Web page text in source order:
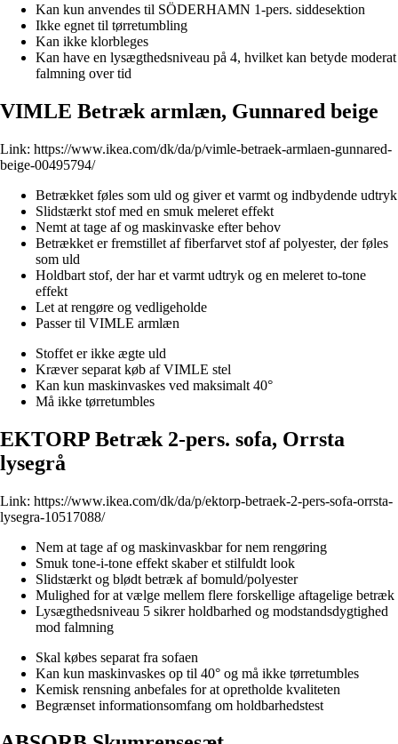
Kan kun anvendes til SÖDERHAMN 1-pers. siddesektion
Ikke egnet til tørretumbling
Kan ikke klorbleges
Kan have en lysægthedsniveau på 4, hvilket kan betyde moderat
falmning over tid
VIMLE Betræk armlæn, Gunnared beige
Link: https://www.ikea.com/dk/da/p/vimle-betraek-armlaen-gunnared-
beige-00495794/
Betrækket føles som uld og giver et varmt og indbydende udtryk
Slidstærkt stof med en smuk meleret effekt
Nemt at tage af og maskinvaske efter behov
Betrækket er fremstillet af fiberfarvet stof af polyester, der føles
som uld
Holdbart stof, der har et varmt udtryk og en meleret to-tone
effekt
Let at rengøre og vedligeholde
Passer til VIMLE armlæn
Stoffet er ikke ægte uld
Kræver separat køb af VIMLE stel
Kan kun maskinvaskes ved maksimalt 40°
Må ikke tørretumbles
EKTORP Betræk 2-pers. sofa, Orrsta
lysegrå
Link: https://www.ikea.com/dk/da/p/ektorp-betraek-2-pers-sofa-orrsta-
lysegra-10517088/
Nem at tage af og maskinvaskbar for nem rengøring
Smuk tone-i-tone effekt skaber et stilfuldt look
Slidstærkt og blødt betræk af bomuld/polyester
Mulighed for at vælge mellem flere forskellige aftagelige betræk
Lysægthedsniveau 5 sikrer holdbarhed og modstandsdygtighed
mod falmning
Skal købes separat fra sofaen
Kan kun maskinvaskes op til 40° og må ikke tørretumbles
Kemisk rensning anbefales for at opretholde kvaliteten
Begrænset informationsomfang om holdbarhedstest